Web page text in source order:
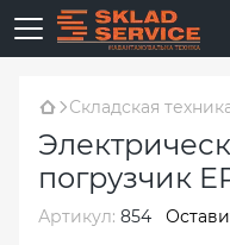
Складская
погрузчик
Артикул: 854